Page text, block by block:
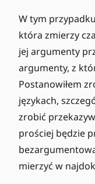
W tym
która zmierzy
jej argumenty
argumenty, z
Postanowiłem
językach,
zrobić
prościej będzie
mierzyć w